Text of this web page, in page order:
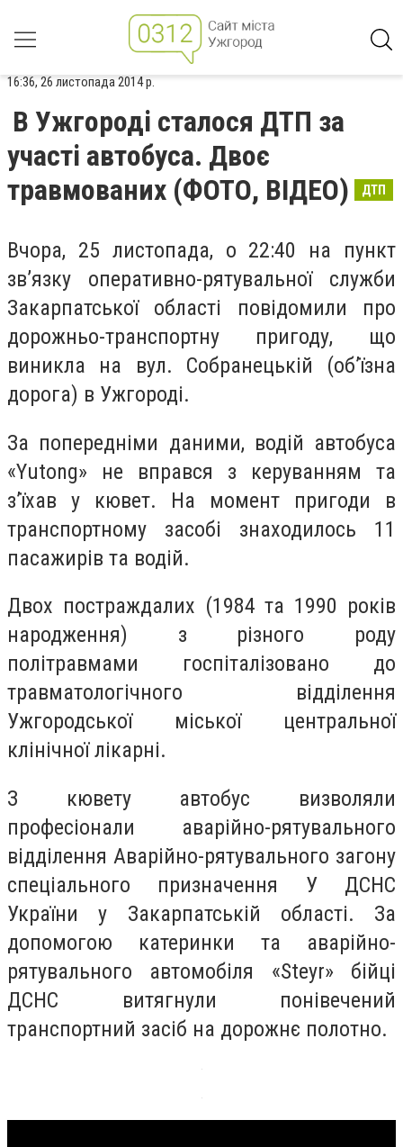
16:36, 26 листопада 2014 р.
В Ужгороді сталося ДТП за
участі автобуса. Двоє
травмованих (ФОТО, ВІДЕО)
ДТП
Вчора, 25 листопада, о 22:40 на пункт
зв’язку оперативно-рятувальної служби
Закарпатської області повідомили про
дорожньо-транспортну пригоду, що
виникла на вул. Собранецькій (об’їзна
дорога) в Ужгороді.
За попередніми даними, водій автобуса
«Yutong» не вправся з керуванням та
з’їхав у кювет. На момент пригоди в
транспортному засобі знаходилось 11
пасажирів та водій.
Двох постраждалих (1984 та 1990 років
народження) з різного роду
політравмами госпіталізовано до
травматологічного відділення
Ужгородської міської центральної
клінічної лікарні.
З кювету автобус визволяли
професіонали аварійно-рятувального
відділення Аварійно-рятувального загону
спеціального призначення У ДСНС
України у Закарпатській області. За
допомогою катеринки та аварійно-
рятувального автомобіля «Stеyr» бійці
ДСНС витягнули понівечений
транспортний засіб на дорожнє полотно.